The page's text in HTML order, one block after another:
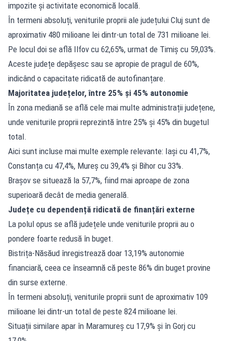
impozite și activitate economică locală.
În termeni absoluți, veniturile proprii ale județului Cluj sunt de
aproximativ 480 milioane lei dintr-un total de 731 milioane lei.
Pe locul doi se află Ilfov cu 62,65%, urmat de Timiș cu 59,03%.
Aceste județe depășesc sau se apropie de pragul de 60%,
indicând o capacitate ridicată de autofinanțare.
Majoritatea județelor, între 25% și 45% autonomie
În zona mediană se află cele mai multe administrații județene,
unde veniturile proprii reprezintă între 25% și 45% din bugetul
total.
Aici sunt incluse mai multe exemple relevante: Iași cu 41,7%,
Constanța cu 47,4%, Mureș cu 39,4% și Bihor cu 33%.
Brașov se situează la 57,7%, fiind mai aproape de zona
superioară decât de media generală.
Județe cu dependență ridicată de finanțări externe
La polul opus se află județele unde veniturile proprii au o
pondere foarte redusă în buget.
Bistrița-Năsăud înregistrează doar 13,19% autonomie
financiară, ceea ce înseamnă că peste 86% din buget provine
din surse externe.
În termeni absoluți, veniturile proprii sunt de aproximativ 109
milioane lei dintr-un total de peste 824 milioane lei.
Situații similare apar în Maramureș cu 17,9% și în Gorj cu